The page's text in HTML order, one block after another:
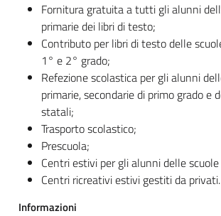
Fornitura gratuita a tutti gli alunni
primarie dei libri di testo;
Contributo per libri di testo delle
1° e 2° grado;
Refezione scolastica per gli alunni
primarie, secondarie di primo grado e
statali;
Trasporto scolastico;
Prescuola;
Centri estivi per gli alunni delle
Centri ricreativi estivi gestiti da privati.
Informazioni